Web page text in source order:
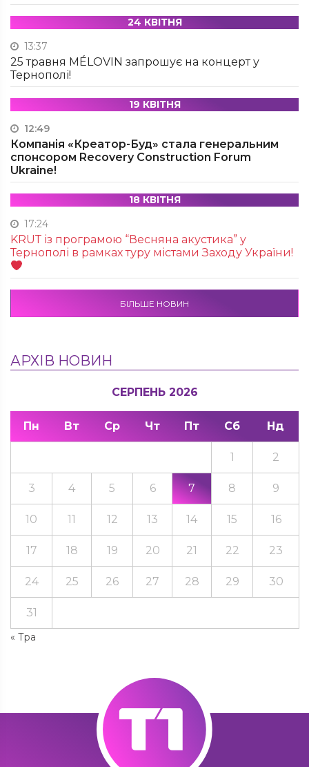
24 КВІТНЯ
13:37
25 травня MÉLOVIN запрошує на концерт у
Тернополі!
19 КВІТНЯ
12:49
Компанія «Креатор-Буд» стала генеральним
спонсором Recovery Construction Forum
Ukraine!
18 КВІТНЯ
17:24
KRUТ із програмою “Весняна акустика” у
Тернополі в рамках туру містами Заходу України!
БІЛЬШЕ НОВИН
АРХІВ НОВИН
СЕРПЕНЬ 2026
Пн Вт Ср Чт Пт Сб Нд
« Тра
1 2
3 4 5 6 7 8 9
10 11 12 13 14 15 16
17 18 19 20 21 22 23
24 25 26 27 28 29 30
31